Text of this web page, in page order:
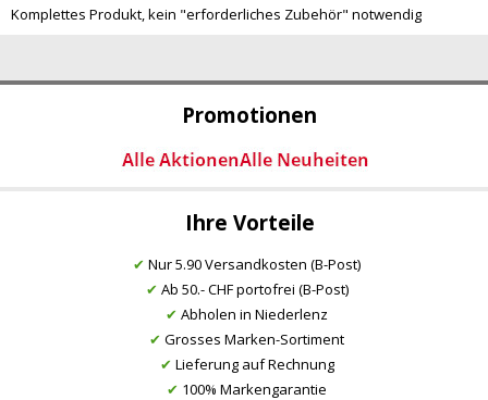
Promotionen
Ihre Vorteile
✔ Nur 5.90 Versandkosten (B-Post)
✔ Ab 50.- CHF portofrei (B-Post)
✔ Abholen in Niederlenz
✔ Grosses Marken-Sortiment
✔ Lieferung auf Rechnung
✔ 100% Markengarantie
Komplettes Produkt, kein "erforderliches Zubehör" notwendig